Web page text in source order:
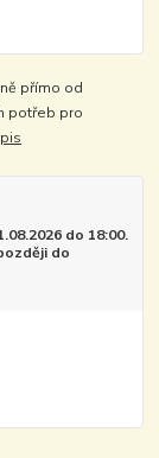
přímo od
potřeb pro
do 18:00.
do